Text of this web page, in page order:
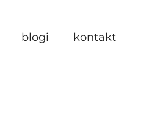
blogi kontakt